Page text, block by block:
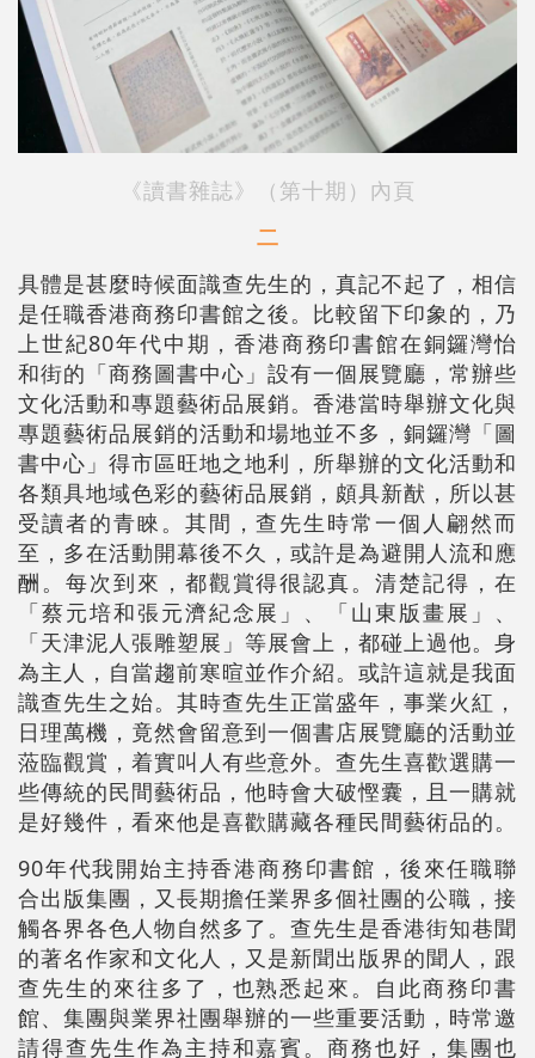
《讀書雜誌》（第十期）內頁
二
具體是甚麼時候面識查先生的，真記不起了，相信
是任職香港商務印書館之後。比較留下印象的，乃
上世紀80年代中期，香港商務印書館在銅鑼灣怡
和街的「商務圖書中心」設有一個展覽廳，常辦些
文化活動和專題藝術品展銷。香港當時舉辦文化與
專題藝術品展銷的活動和場地並不多，銅鑼灣「圖
書中心」得市區旺地之地利，所舉辦的文化活動和
各類具地域色彩的藝術品展銷，頗具新猷，所以甚
受讀者的青睞。其間，查先生時常一個人翩然而
至，多在活動開幕後不久，或許是為避開人流和應
酬。每次到來，都觀賞得很認真。清楚記得，在
「蔡元培和張元濟紀念展」、「山東版畫展」、
「天津泥人張雕塑展」等展會上，都碰上過他。身
為主人，自當趨前寒暄並作介紹。或許這就是我面
識查先生之始。其時查先生正當盛年，事業火紅，
日理萬機，竟然會留意到一個書店展覽廳的活動並
蒞臨觀賞，着實叫人有些意外。查先生喜歡選購一
些傳統的民間藝術品，他時會大破慳囊，且一購就
是好幾件，看來他是喜歡購藏各種民間藝術品的。
90年代我開始主持香港商務印書館，後來任職聯
合出版集團，又長期擔任業界多個社團的公職，接
觸各界各色人物自然多了。查先生是香港街知巷聞
的著名作家和文化人，又是新聞出版界的聞人，跟
查先生的來往多了，也熟悉起來。自此商務印書
館、集團與業界社團舉辦的一些重要活動，時常邀
請得查先生作為主持和嘉賓。商務也好，集團也